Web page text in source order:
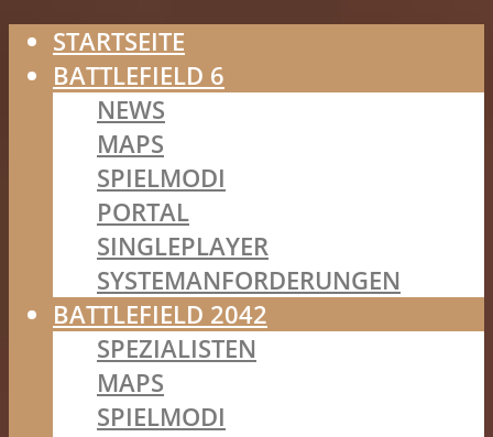
STARTSEITE
BATTLEFIELD 6
NEWS
MAPS
SPIELMODI
PORTAL
SINGLEPLAYER
SYSTEMANFORDERUNGEN
BATTLEFIELD 2042
SPEZIALISTEN
MAPS
SPIELMODI